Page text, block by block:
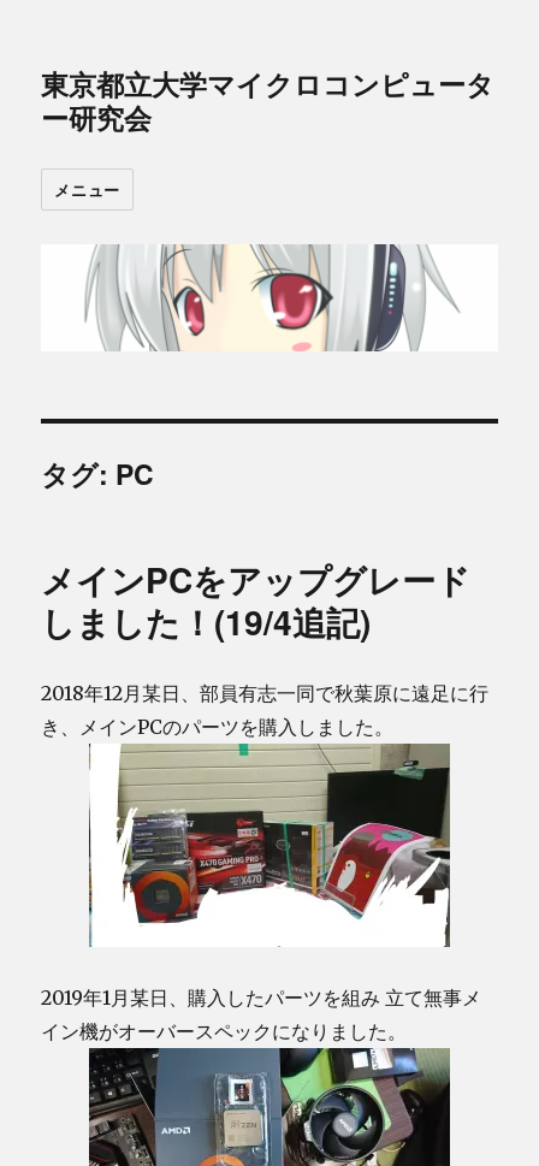
東京都立大学マイクロコンピュータ
ー研究会
メニュー
タグ: PC
メインPCをアップグレード
しました！(19/4追記)
2018年12月某日、部員有志一同で秋葉原に遠足に行
き、メインPCのパーツを購入しました。
2019年1月某日、購入したパーツを組み 立て無事メ
イン機がオーバースペックになりました。